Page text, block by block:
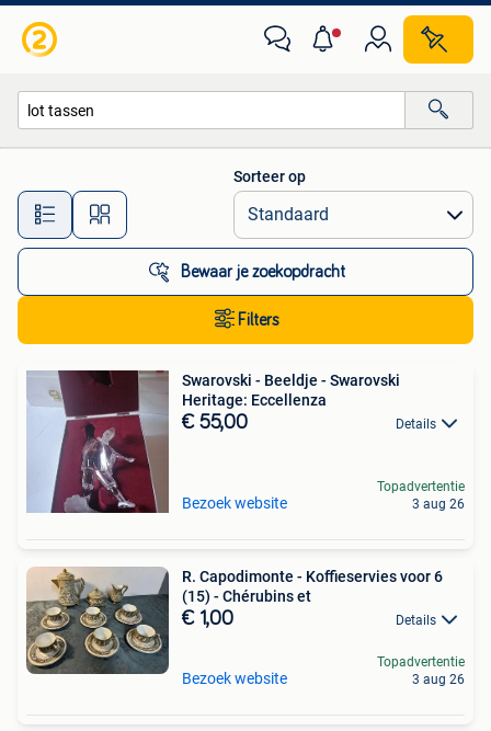
Alle afstanden…
Sorteer op
Bewaar je zoekopdracht
Filters
Swarovski - Beeldje - Swarovski
Heritage: Eccellenza
€ 55,00 Details
Bezoek website
Topadvertentie
3 aug 26
R. Capodimonte - Koffieservies voor 6
(15) - Chérubins et
€ 1,00 Details
Bezoek website
Topadvertentie
3 aug 26